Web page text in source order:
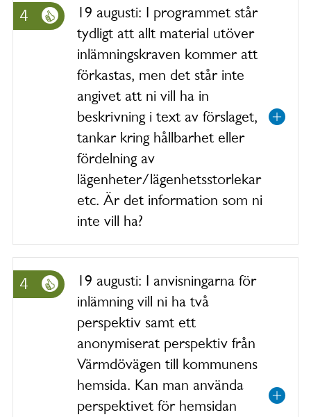
4
19 augusti: I programmet står
tydligt att allt material utöver
inlämningskraven kommer att
förkastas, men det står inte
angivet att ni vill ha in
beskrivning i text av förslaget,
tankar kring hållbarhet eller
fördelning av
lägenheter/lägenhetsstorlekar
etc. Är det information som ni
inte vill ha?
4
19 augusti: I anvisningarna för
inlämning vill ni ha två
perspektiv samt ett
anonymiserat perspektiv från
Värmdövägen till kommunens
hemsida. Kan man använda
perspektivet för hemsidan